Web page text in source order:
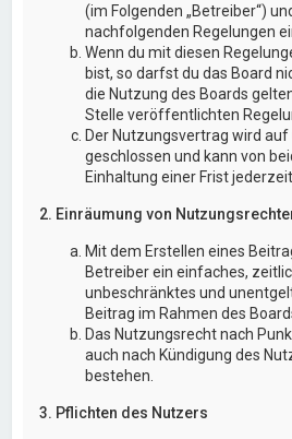
(im Folgenden „Betreiber“)
nachfolgenden Regelungen
Wenn du mit diesen
bist, so darfst du das Board
die Nutzung des Boards
Stelle veröffentlichten
Der Nutzungsvertrag wird
geschlossen und kann von
Einhaltung einer Frist
2. Einräumung von
Mit dem Erstellen eines
Betreiber ein einfaches,
unbeschränktes und
Beitrag im Rahmen des
Das Nutzungsrecht nach
auch nach Kündigung des
bestehen.
3. Pflichten des Nutzers